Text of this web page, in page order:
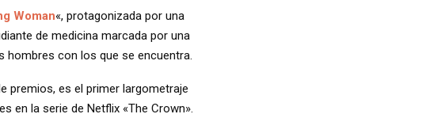
Woman«, protagonizada por una
de medicina marcada por una
hombres con los que se encuentra.
premios, es el primer largometraje
en la serie de Netflix «The Crown».